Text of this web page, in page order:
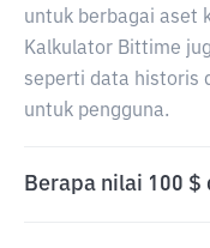
untuk berbagai aset
Kalkulator Bittime
seperti data historis
untuk pengguna.
Berapa nilai 100 $